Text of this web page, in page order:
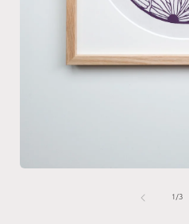
1/of
3